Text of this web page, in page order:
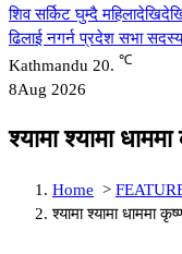
शिव सर्किट घुम्दै
ढिलाई नगर्न प्रदेश सभा
Kathmandu 20. ℃
8Aug 2026
श्यामा श्यामा
Home >
श्यामा श्यामा धाममा